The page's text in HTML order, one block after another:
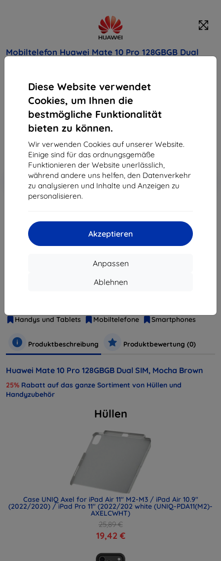
Diese Website verwendet
Cookies, um Ihnen die
bestmögliche Funktionalität
bieten zu können.
Wir verwenden Cookies auf unserer Website.
Einige sind für das ordnungsgemäße
Funktionieren der Website unerlässlich,
während andere uns helfen, den Datenverkehr
zu analysieren und Inhalte und Anzeigen zu
personalisieren.
Akzeptieren
Anpassen
Ablehnen
Mobiltelefon Huawei Mate 10 Pro 128GBGB Dual
Kaufen Sie dieses Gerät und erhalten Sie
Rabatt
auf sämtliches Zubehör dafür!
Endpreis
599,90 €
539,91 €
-10%
Rabatt mit Gutschein
EXTRA10
In den
Warenkorb
ausverkauft
ausverkauft
Handys und Tablets
Mobiltelefone Smartphones
Produktbeschreibung Produktbewertung (0)
Huawei Mate 10 Pro 128GBGB Dual SIM, Mocha Brown
25% Rabatt auf das ganze Sortiment von Hüllen und
Handyzubehör
Hüllen
Case UNIQ Axel for iPad Air 11" M2-M3 / iPad Air 10.9"
(2022/2020) / iPad Pro 11" (2022/202 white (UNIQ-PDA11(M2)-
AXELCWHT)
25,89 €
19,42 €